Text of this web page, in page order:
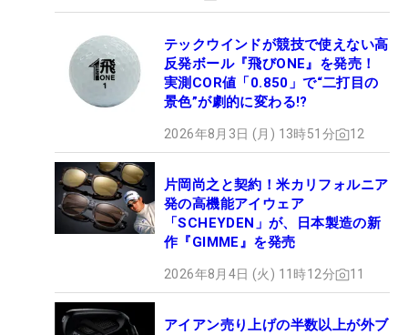
テックウインドが競技で使えない高
反発ボール『飛びONE』を発売！
実測COR値「0.850」で“二打目の
景色”が劇的に変わる!?
2026年8月3日 (月) 13時51分 12
片岡尚之と契約！米カリフォルニア
発の高機能アイウェア
「SCHEYDEN」が、日本製造の新
作『GIMME』を発売
2026年8月4日 (火) 11時12分 11
アイアン売り上げの半数以上が外ブ